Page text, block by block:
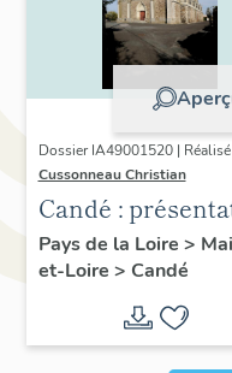
Dossier IA49001520 |
Cussonneau Christian
Candé :
de la commune
Pays de la Loire >
et-Loire > Candé